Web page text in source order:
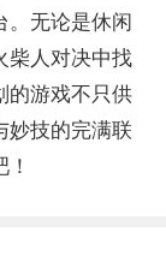
。无论是休闲
柴人对决中找
的游戏不只供
妙技的完满联